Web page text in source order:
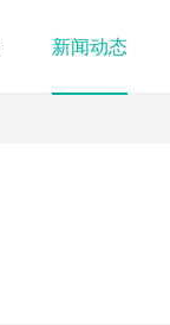
新闻动态